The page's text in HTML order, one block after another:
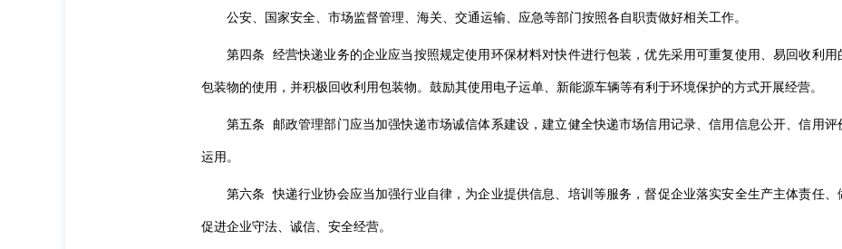
公安、国家安全、市场监督管理、海关、交通运输、应急等部门按照各自职责做好相关工作。
第四条 经营快递业务的企业应当按照规定使用环保材料对快件进行包装，优先采用可重复使用、易回收利
包装物的使用，并积极回收利用包装物。鼓励其使用电子运单、新能源车辆等有利于环境保护的方式开展经营。
第五条 邮政管理部门应当加强快递市场诚信体系建设，建立健全快递市场信用记录、信用信息公开、信用评
运用。
第六条 快递行业协会应当加强行业自律，为企业提供信息、培训等服务，督促企业落实安全生产主体责任、
促进企业守法、诚信、安全经营。